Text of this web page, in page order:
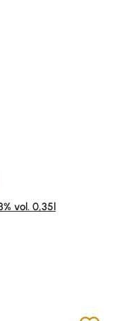
5 Sternen
vol. 0,35l